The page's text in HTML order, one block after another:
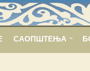
САОПШТЕЊА